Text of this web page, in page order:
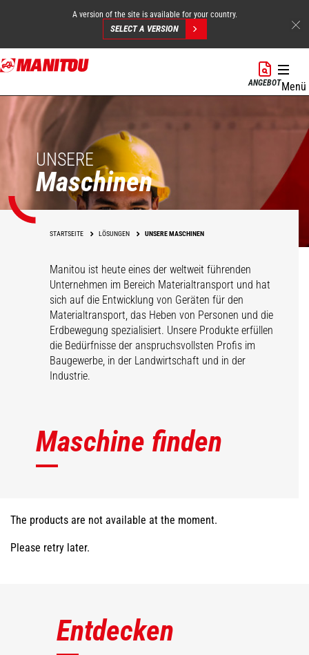
Direkt
zum
A version of the site is available for your country.
SELECT A VERSION
ANGEBOTMenü
UNSERE
Maschinen
STARTSEITE LÖSUNGEN UNSERE MASCHINEN
Manitou ist heute eines der weltweit führenden
Unternehmen im Bereich Materialtransport und hat
sich auf die Entwicklung von Geräten für den
Materialtransport, das Heben von Personen und die
Erdbewegung spezialisiert. Unsere Produkte erfüllen
die Bedürfnisse der anspruchsvollsten Profis im
Baugewerbe, in der Landwirtschaft und in der
Industrie.
Maschine finden
The products are not available at the moment.
Please retry later.
Entdecken